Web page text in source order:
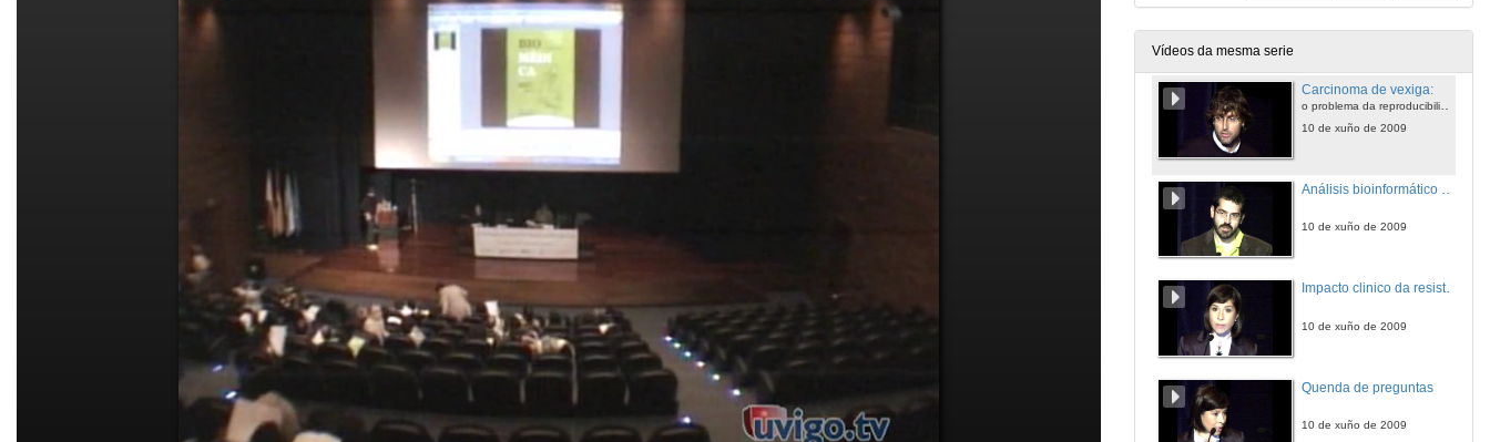
Vídeos da mesma serie
10 de xuño de 2009
Carcinoma de vexiga:
o problema da reproducibilidade da clasificación da oms 2004
10 de xuño de 2009
10 de xuño de 2009
Impacto clinico da resistencia á antiagregación no contexto de angioplastia coronaria con implante de stent e a sua correlación con polimorfismos de receptores, en estudio xenético
10 de xuño de 2009
Quenda de preguntas
10 de xuño de 2009